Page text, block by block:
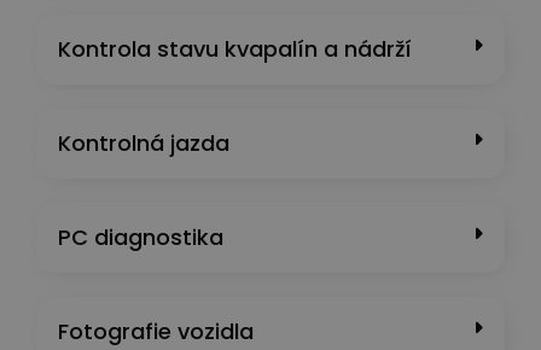
Kontrola stavu kvapalín a nádrží
Kontrolná jazda
PC diagnostika
Fotografie vozidla